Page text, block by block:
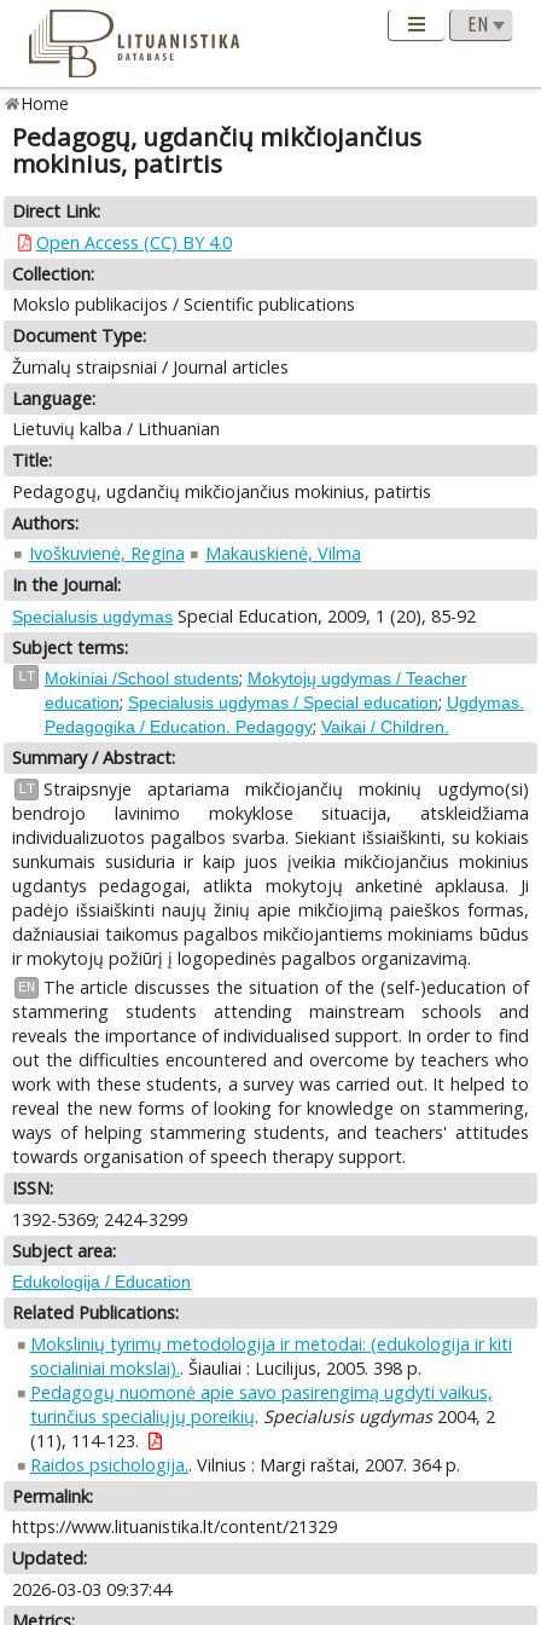
Home
Pedagogų, ugdančių mikčiojančius
mokinius, patirtis
Direct Link:
Open Access (CC) BY 4.0
Collection:
Mokslo publikacijos / Scientific publications
Document Type:
Žurnalų straipsniai / Journal articles
Language:
Lietuvių kalba / Lithuanian
Title:
Pedagogų, ugdančių mikčiojančius mokinius, patirtis
Authors:
Ivoškuvienė, Regina
Makauskienė, Vilma
In the Journal:
Specialusis ugdymas Special Education, 2009, 1 (20), 85-92
Subject terms:
LT Mokiniai /School students; Mokytojų ugdymas / Teacher
education; Specialusis ugdymas / Special education; Ugdymas.
Pedagogika / Education. Pedagogy; Vaikai / Children.
Summary / Abstract:
LT Straipsnyje aptariama mikčiojančių mokinių ugdymo(si)
bendrojo lavinimo mokyklose situacija, atskleidžiama
individualizuotos pagalbos svarba. Siekiant išsiaiškinti, su kokiais
sunkumais susiduria ir kaip juos įveikia mikčiojančius mokinius
ugdantys pedagogai, atlikta mokytojų anketinė apklausa. Ji
padėjo išsiaiškinti naujų žinių apie mikčiojimą paieškos formas,
dažniausiai taikomus pagalbos mikčiojantiems mokiniams būdus
ir mokytojų požiūrį į logopedinės pagalbos organizavimą.
EN
The article discusses the situation of the (self-)education of
stammering students attending mainstream schools and
reveals the importance of individualised support. In order to find
out the difficulties encountered and overcome by teachers who
work with these students, a survey was carried out. It helped to
reveal the new forms of looking for knowledge on stammering,
ways of helping stammering students, and teachers' attitudes
towards organisation of speech therapy support.
ISSN:
1392-5369; 2424-3299
Subject area:
Edukologija / Education
Related Publications:
Mokslinių tyrimų metodologija ir metodai: (edukologija ir kiti
socialiniai mokslai).. Šiauliai : Lucilijus, 2005. 398 p.
Pedagogų nuomonė apie savo pasirengimą ugdyti vaikus,
turinčius specialiųjų poreikių. Specialusis ugdymas2004, 2
(11), 114-123.
Raidos psichologija.. Vilnius : Margi raštai, 2007. 364 p.
Permalink:
https://www.lituanistika.lt/content/21329
Updated:
2026-03-03 09:37:44
Metrics: